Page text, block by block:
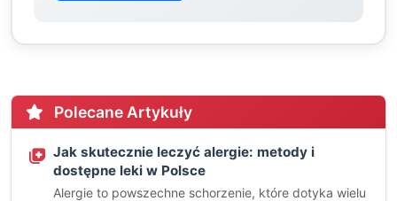
Polecane Artykuły
Jak skutecznie leczyć alergie: metody i
dostępne leki w Polsce
Alergie to powszechne schorzenie, które dotyka wielu